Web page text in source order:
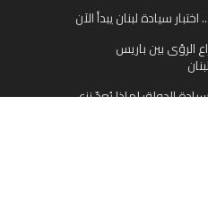
سيادة لبنان يبدأ الآن
الرؤى بين باريس
الدولة: لماذا يُعدّ نزع